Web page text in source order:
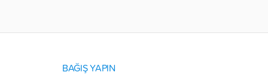
BAĞIŞ YAPIN